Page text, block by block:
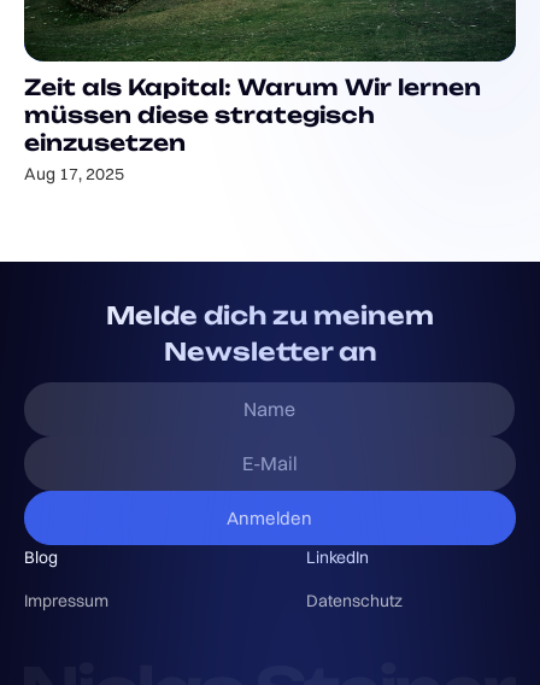
Zeit als Kapital: Warum Wir lernen
müssen diese strategisch
einzusetzen
Aug 17, 2025
Melde dich zu meinem
Newsletter an
Blog
LinkedIn
Impressum
Datenschutz